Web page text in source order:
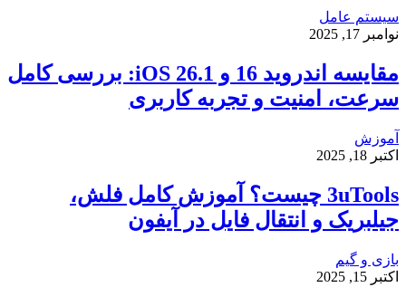
سیستم عامل
نوامبر 17, 2025
مقایسه اندروید 16 و iOS 26.1: بررسی کامل
سرعت، امنیت و تجربه کاربری
آموزش
اکتبر 18, 2025
3uTools چیست؟ آموزش کامل فلش،
جیلبریک و انتقال فایل در آیفون
بازی و گیم
اکتبر 15, 2025